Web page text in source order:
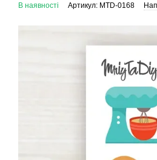
В наявності Артикул: MTD-0168